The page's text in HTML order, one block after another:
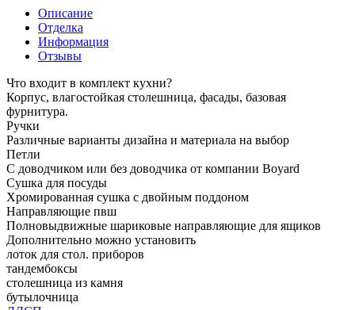
Описание
Отделка
Информация
Отзывы
Что входит в комплект кухни?
Корпус, влагостойкая столешница, фасады, базовая
фурнитура.
Ручки
Различные варианты дизайна и материала на выбор
Петли
С доводчиком или без доводчика от компании Boyard
Сушка для посуды
Хромированная сушка с двойным поддоном
Направляющие пвш
Полновыдвижные шариковые направляющие для ящиков
Дополнительно можно установить
лоток для стол. приборов
тандембоксы
столешница из камня
бутылочница